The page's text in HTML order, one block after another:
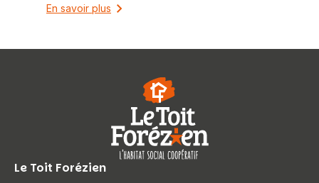
En savoir plus
Le Toit Forézien